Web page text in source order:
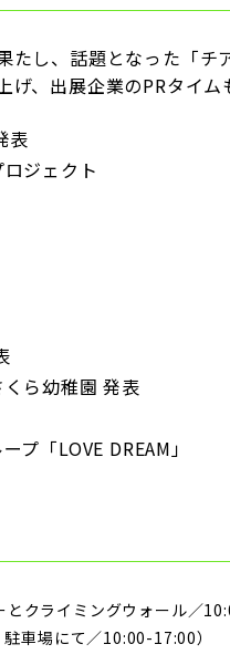
たし、話題となった「
げ、出展企業のPRタイム
表
ジェクト
ら幼稚園 発表
プ「LOVE DREAM」
とクライミングウォール／
駐車場にて／10:00-17:00）